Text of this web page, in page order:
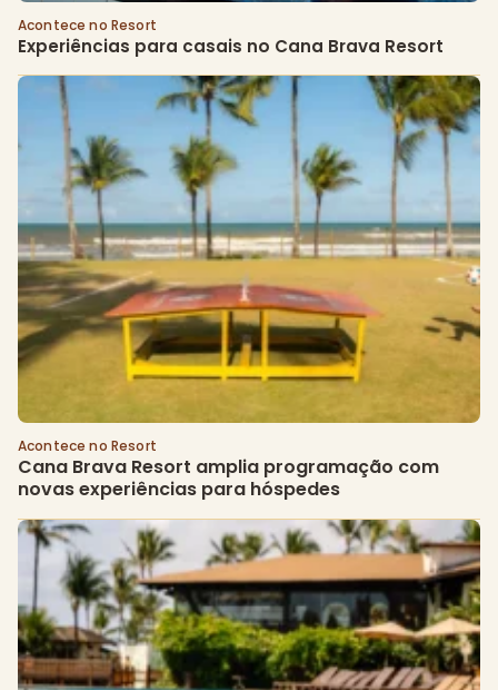
Acontece no Resort
Experiências para casais no Cana Brava Resort
Acontece no Resort
Cana Brava Resort amplia programação com
novas experiências para hóspedes